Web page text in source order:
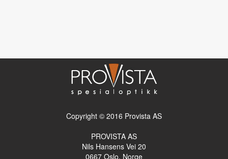
Copyright © 2016 Provista AS
PROVISTA AS
Nils Hansens Vei 20
0667 Oslo, Norge